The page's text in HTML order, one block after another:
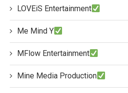
LOVEiS Entertainment
Me Mind Y
MFlow Entertainment
Mine Media Production